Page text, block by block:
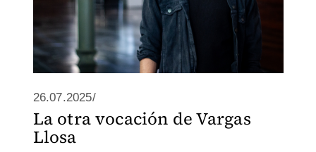
26.07.2025/
La otra vocación de Vargas
Llosa